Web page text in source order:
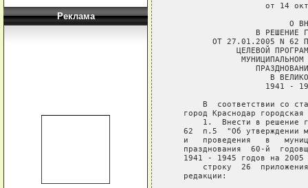
Реклама
от 14
О
В РЕШЕНИЕ
ОТ 27.01.2005 N 62
ЦЕЛЕВОЙ
В
1941 -
В  соответствии со
город Краснодар городская
1.  Внести в решение
62  п.5  "Об утверждении
и   проведения   в
празднования  60-й
1941 - 1945 годов на
строку  26
   редакции: